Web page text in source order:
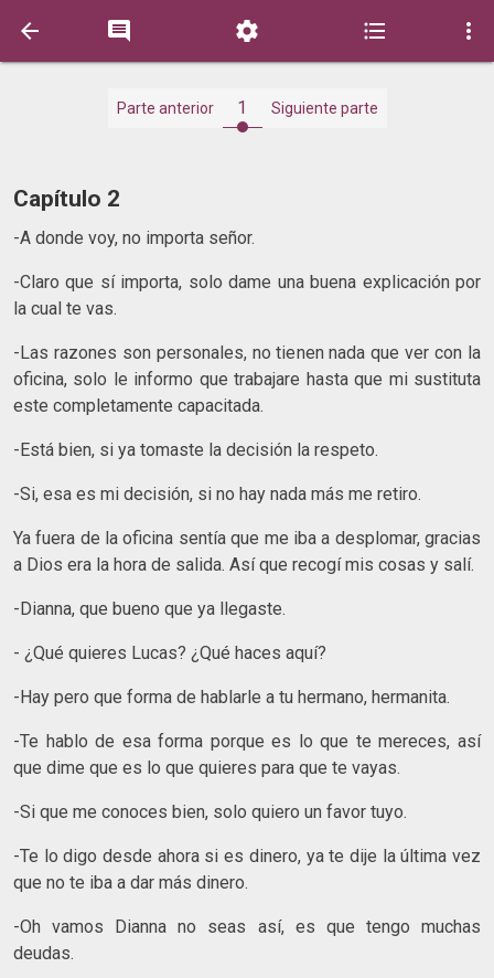
    
Parte anterior 1 Siguiente parte
Capítulo 2
-A donde voy, no importa señor.
-Claro que sí importa, solo dame una buena explicación por
la cual te vas.
-Las razones son personales, no tienen nada que ver con la
oficina, solo le informo que trabajare hasta que mi sustituta
este completamente capacitada.
-Está bien, si ya tomaste la decisión la respeto.
-Si, esa es mi decisión, si no hay nada más me retiro.
Ya fuera de la oficina sentía que me iba a desplomar, gracias
a Dios era la hora de salida. Así que recogí mis cosas y salí.
-Dianna, que bueno que ya llegaste.
- ¿Qué quieres Lucas? ¿Qué haces aquí?
-Hay pero que forma de hablarle a tu hermano, hermanita.
-Te hablo de esa forma porque es lo que te mereces, así
que dime que es lo que quieres para que te vayas.
-Si que me conoces bien, solo quiero un favor tuyo.
-Te lo digo desde ahora si es dinero, ya te dije la última vez
que no te iba a dar más dinero.
-Oh vamos Dianna no seas así, es que tengo muchas
deudas.